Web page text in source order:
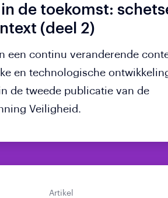
de toekomst:
(deel 2)
een continu veranderende
en technologische
de tweede publicatie van de
Veiligheid.
Artikel